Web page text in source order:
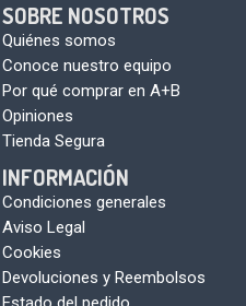
SOBRE NOSOTROS
Quiénes somos
Conoce nuestro equipo
Por qué comprar en A+B
Opiniones
Tienda Segura
INFORMACIÓN
Condiciones generales
Aviso Legal
Cookies
Devoluciones y Reembolsos